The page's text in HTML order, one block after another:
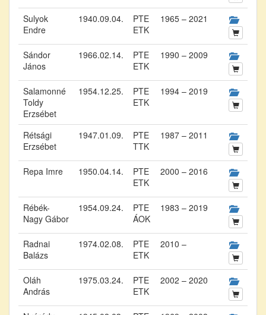
Sulyok
Endre
1940.09.04.
PTE
ETK
1965 – 2021
Sándor
János
1966.02.14.
PTE
ETK
1990 – 2009
Salamonné
Toldy
Erzsébet
1954.12.25.
PTE
ETK
1994 – 2019
Rétsági
Erzsébet
1947.01.09.
PTE
TTK
1987 – 2011
Repa Imre 1950.04.14.
PTE
ETK
2000 – 2016
Rébék-
Nagy Gábor
1954.09.24.
PTE
ÁOK
1983 – 2019
Radnai
Balázs
1974.02.08.
PTE
ETK
2010 –
Oláh
András
1975.03.24.
PTE
ETK
2002 – 2020